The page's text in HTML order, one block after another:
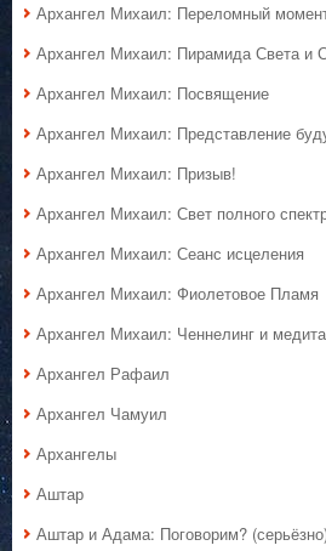
Архангел Михаил: Переломный
Архангел Михаил: Пирамида Света и
Архангел Михаил: Посвящение
Архангел Михаил: Представление
Архангел Михаил: Призыв!
Архангел Михаил: Свет полного
Архангел Михаил: Сеанс исцеления
Архангел Михаил: Фиолетовое Пламя
Архангел Михаил: Ченнелинг и
Архангел Рафаил
Архангел Чамуил
Архангелы
Аштар
Аштар и Адама: Поговорим?